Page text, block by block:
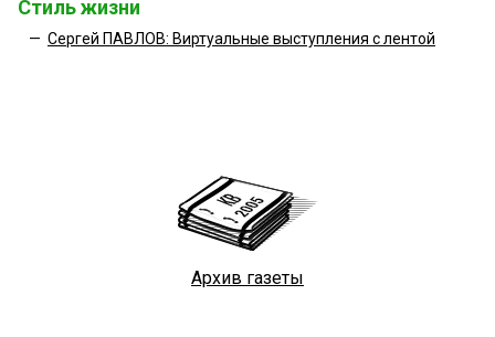
Стиль жизни
— Сергей ПАВЛОВ: Виртуальные выступления с лентой
Архив газеты